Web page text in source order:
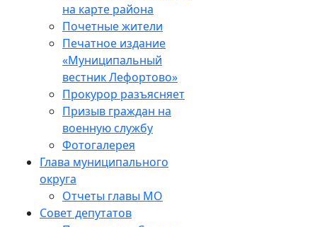
на карте района
Почетные жители
Печатное издание
«Муниципальный
вестник Лефортово»
Прокурор разъясняет
Призыв граждан на
военную службу
Фотогалерея
Глава муниципального
округа
Отчеты главы МО
Совет депутатов